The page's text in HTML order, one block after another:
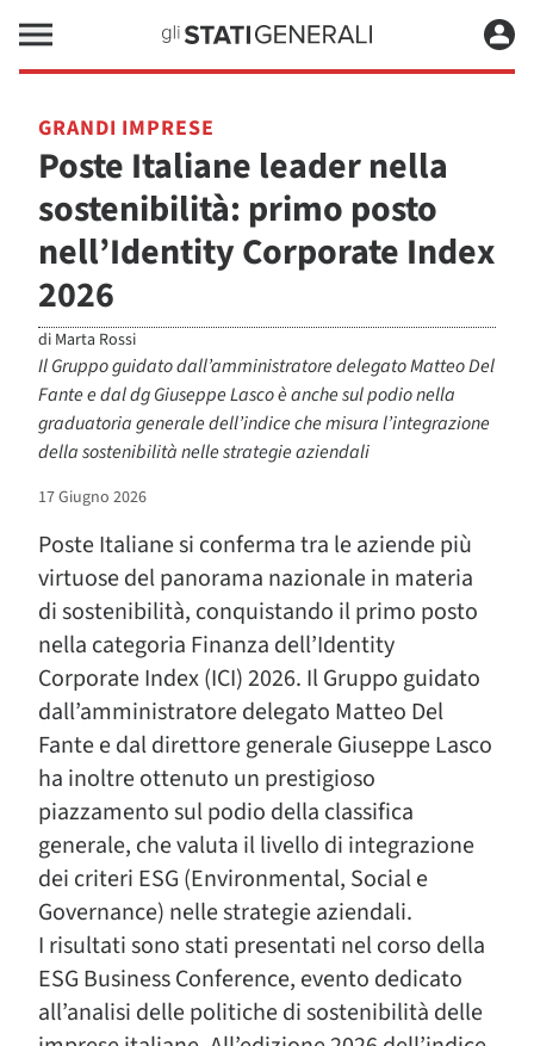
GRANDI IMPRESE
Poste Italiane leader nella
sostenibilità: primo posto
nell’Identity Corporate Index
2026
di Marta Rossi
Il Gruppo guidato dall’amministratore delegato Matteo Del
Fante e dal dg Giuseppe Lasco è anche sul podio nella
graduatoria generale dell’indice che misura l’integrazione
della sostenibilità nelle strategie aziendali
17 Giugno 2026
Poste Italiane si conferma tra le aziende più
virtuose del panorama nazionale in materia
di sostenibilità, conquistando il primo posto
nella categoria Finanza dell’Identity
Corporate Index (ICI) 2026. Il Gruppo guidato
dall’amministratore delegato Matteo Del
Fante e dal direttore generale Giuseppe Lasco
ha inoltre ottenuto un prestigioso
piazzamento sul podio della classifica
generale, che valuta il livello di integrazione
dei criteri ESG (Environmental, Social e
Governance) nelle strategie aziendali.
I risultati sono stati presentati nel corso della
ESG Business Conference, evento dedicato
all’analisi delle politiche di sostenibilità delle